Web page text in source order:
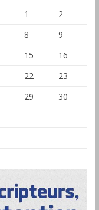
1
2
8
9
15
16
22
23
29
30